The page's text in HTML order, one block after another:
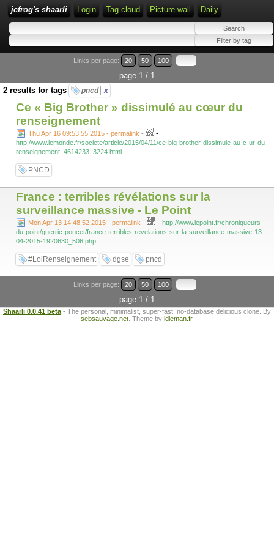
jcfrog's shaarli Login Tag cloud Picture wall Daily
Links per page: 20 50 100
page 1 / 1
2 results for tags
pncd x
Ce « Big Brother » dissimulé au cœur du
renseignement
Thu Apr 16 09:53:55 2015 - permalink - -
http://www.lemonde.fr/societe/article/2015/04/11/ce-big-brother-dissimule-au-c-ur-du-
renseignement_4614233_3224.html
PNCD
France : terribles révélations sur la
surveillance massive - Le Point
Mon Apr 13 14:48:52 2015 - permalink - - http://www.lepoint.fr/chroniqueurs-
du-point/guerric-poncet/france-terribles-revelations-sur-la-surveillance-massive-13-
04-2015-1920630_506.php
#LoiRenseignement dgse pncd
Links per page: 20 50 100
page 1 / 1
Shaarli 0.0.41 beta - The personal, minimalist, super-fast, no-database delicious clone. By
sebsauvage.net. Theme by idleman.fr.